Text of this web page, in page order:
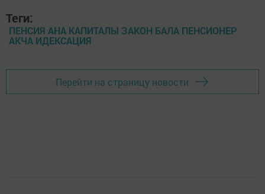
Теги:
ПЕНСИЯ АНА КАПИТАЛЫ ЗАКОН БАЛА ПЕНСИОНЕР
АКЧА ИДЕКСАЦИЯ
Перейти на страницу новости